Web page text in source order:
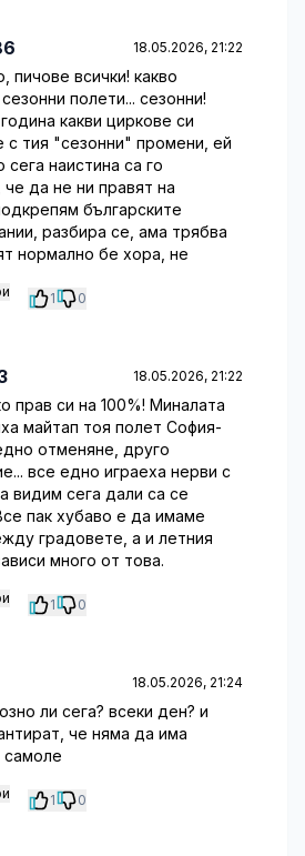
18.05.2026, 21:22
пичове всички! какво
полети... сезонни!
какви циркове си
тия "сезонни" промени, ей
сега наистина са го
че да не ни правят на
българските
разбира се, ама трябва
нормално бе хора, не
1 0
18.05.2026, 21:22
прав си на 100%! Миналата
майтап тоя полет София-
отменяне, друго
все едно играеха нерви с
видим сега дали са се
пак хубаво е да имаме
градовете, а и летния
много от това.
1 0
18.05.2026, 21:24
ли сега? всеки ден? и
че няма да има
самоле
1 0